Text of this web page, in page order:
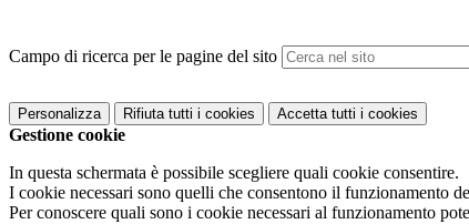
Campo di ricerca per le pagine del sito
Personalizza Rifiuta tutti i cookies Accetta tutti i cookies
Gestione cookie
In questa schermata è possibile scegliere quali cookie consentire.
I cookie necessari sono quelli che consentono il funzionamento
Per conoscere quali sono i cookie necessari al funzionamento